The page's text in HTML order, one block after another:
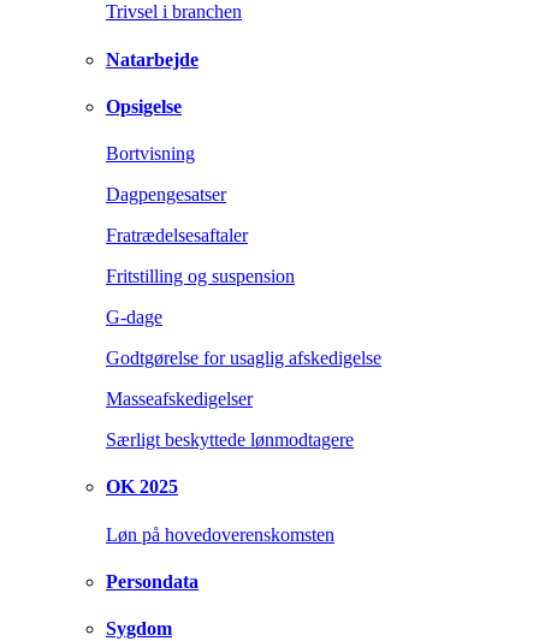
Trivsel i branchen
Natarbejde
Opsigelse
Bortvisning
Dagpengesatser
Fratrædelsesaftaler
Fritstilling og suspension
G-dage
Godtgørelse for usaglig afskedigelse
Masseafskedigelser
Særligt beskyttede lønmodtagere
OK 2025
Løn på hovedoverenskomsten
Persondata
Sygdom